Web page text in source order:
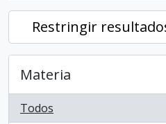
Restringir
Materia
Todos